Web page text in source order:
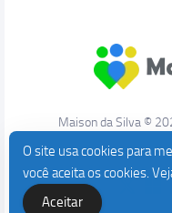
Maison da Silva ©
O site usa cookies para
você aceita os cookies.
Aceitar